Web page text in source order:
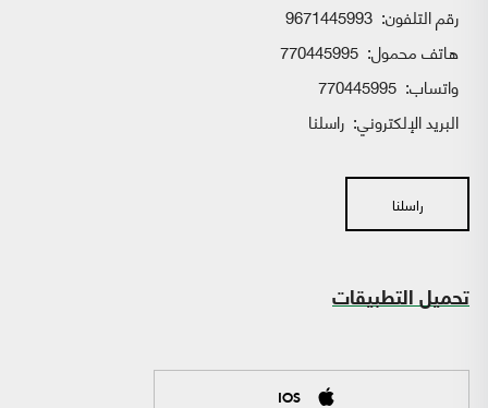
رقم التلفون: 9671445993
هاتف محمول: 770445995
واتساب:
البريد الإلكتروني: راسلنا
راسلنا
تحميل التطبيقات
IOS